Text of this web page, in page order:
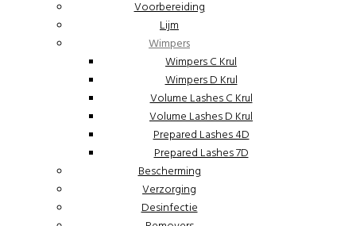
Voorbereiding
Lijm
Wimpers
Wimpers C Krul
Wimpers D Krul
Volume Lashes C Krul
Volume Lashes D Krul
Prepared Lashes 4D
Prepared Lashes 7D
Bescherming
Verzorging
Desinfectie